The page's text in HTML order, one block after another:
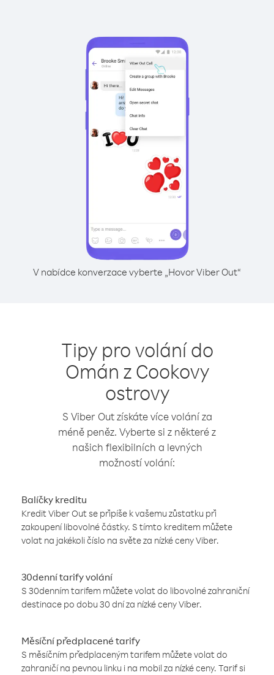
V nabídce konverzace vyberte „Hovor Viber Out“
Tipy pro volání do
Omán z Cookovy
ostrovy
S Viber Out získáte více volání za
méně peněz. Vyberte si z některé z
našich flexibilních a levných
možností volání:
Balíčky kreditu
Kredit Viber Out se připíše k vašemu zůstatku při
zakoupení libovolné částky. S tímto kreditem můžete
volat na jakékoli číslo na světe za nízké ceny Viber.
30denní tarify volání
S 30denním tarifem můžete volat do libovolné zahraniční
destinace po dobu 30 dní za nízké ceny Viber.
Měsíční předplacené tarify
S měsíčním předplaceným tarifem můžete volat do
zahraničí na pevnou linku i na mobil za nízké ceny. Tarif si